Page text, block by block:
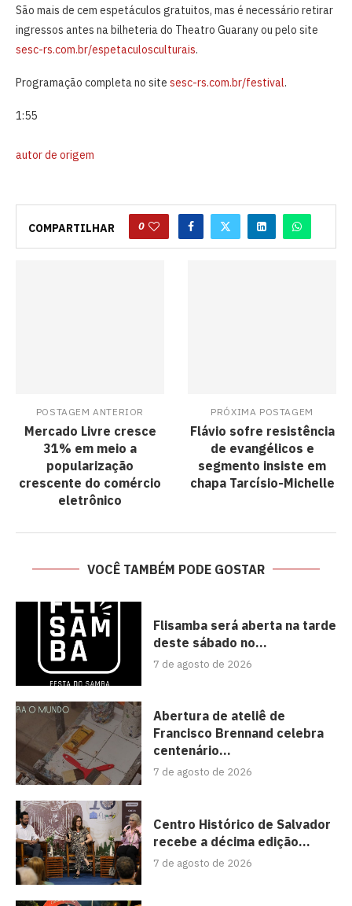
São mais de cem espetáculos gratuitos, mas é necessário retirar
ingressos antes na bilheteria do Theatro Guarany ou pelo site
sesc-rs.com.br/espetaculosculturais.
Programação completa no site sesc-rs.com.br/festival.
1:55
autor de origem
COMPARTILHAR 0
POSTAGEM ANTERIOR
Mercado Livre cresce
31% em meio a
popularização
crescente do comércio
eletrônico
PRÓXIMA POSTAGEM
Flávio sofre resistência
de evangélicos e
segmento insiste em
chapa Tarcísio-Michelle
VOCÊ TAMBÉM PODE GOSTAR
Flisamba será aberta na tarde
deste sábado no...
7 de agosto de 2026
Abertura de ateliê de
Francisco Brennand celebra
centenário...
7 de agosto de 2026
Centro Histórico de Salvador
recebe a décima edição...
7 de agosto de 2026